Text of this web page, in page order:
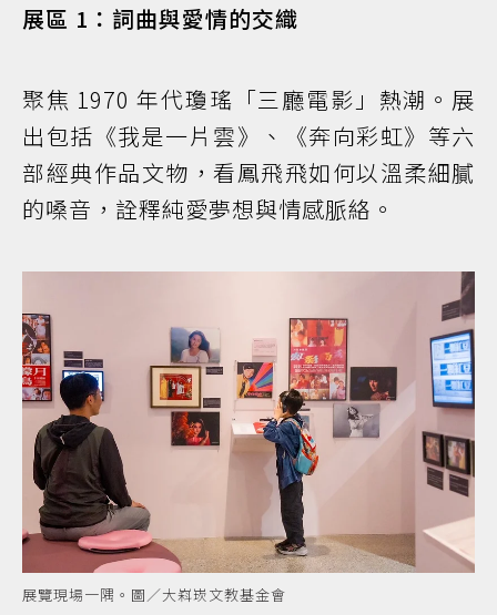
展區 1：詞曲與愛情的交織
聚焦 1970 年代瓊瑤「三廳電影」熱潮。展
出包括《我是一片雲》、《奔向彩虹》等六
部經典作品文物，看鳳飛飛如何以溫柔細膩
的嗓音，詮釋純愛夢想與情感脈絡。
展覽現場一隅。圖／大嵙崁文教基金會